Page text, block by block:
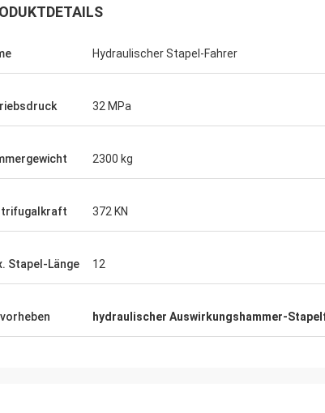
Hydraulischer Stapel-Fahrer
32 MPa
2300 kg
372 KN
Stapel-Länge 12
hydraulischer Auswirkungshammer-